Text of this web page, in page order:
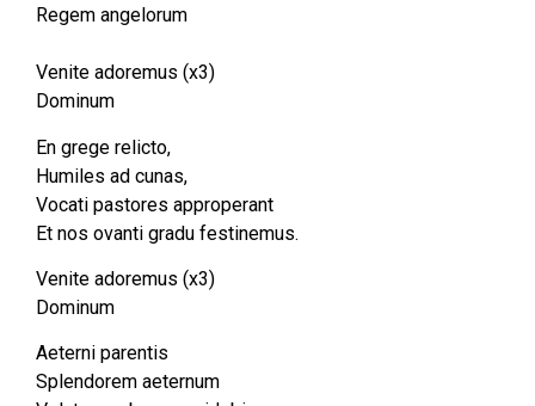
Regem angelorum
Venite adoremus (x3)
Dominum
En grege relicto,
Humiles ad cunas,
Vocati pastores approperant
Et nos ovanti gradu festinemus.
Venite adoremus (x3)
Dominum
Aeterni parentis
Splendorem aeternum